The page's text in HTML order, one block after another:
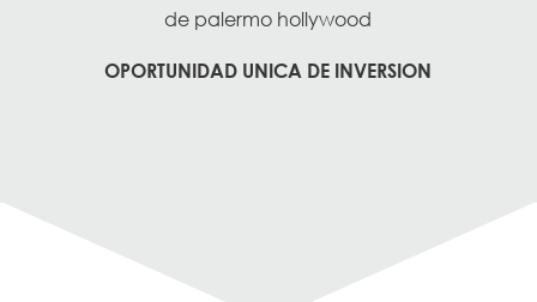
de palermo hollywood
OPORTUNIDAD UNICA DE INVERSION